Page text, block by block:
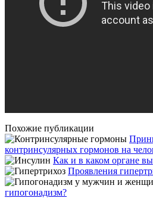
Похожие публикации
контринсулярных гормонов на
Как и в каком органе
Проявления
гипогонадизм?